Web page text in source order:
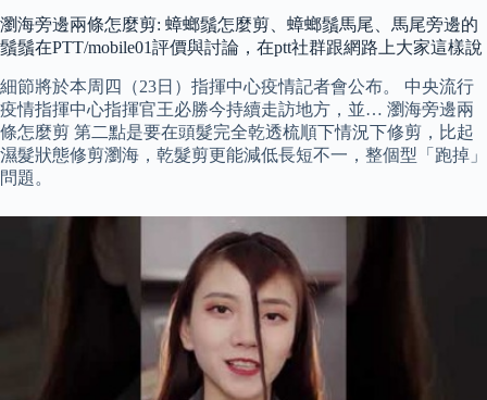
瀏海旁邊兩條怎麼剪: 蟑螂鬚怎麼剪、蟑螂鬚馬尾、馬尾旁邊的
鬚鬚在PTT/mobile01評價與討論，在ptt社群跟網路上大家這樣說
細節將於本周四（23日）指揮中心疫情記者會公布。 中央流行
疫情指揮中心指揮官王必勝今持續走訪地方，並… 瀏海旁邊兩
條怎麼剪 第二點是要在頭髮完全乾透梳順下情況下修剪，比起
濕髮狀態修剪瀏海，乾髮剪更能減低長短不一，整個型「跑掉」
問題。